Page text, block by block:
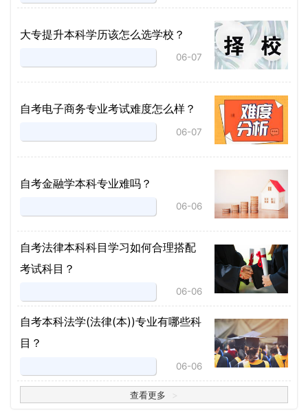
大专提升本科学历该怎么选学校？
06-07
自考电子商务专业考试难度怎么样？
06-07
自考金融学本科专业难吗？
06-06
自考法律本科科目学习如何合理搭配
考试科目？
06-06
​自考本科法学(法律(本))专业有哪些科
目？
06-06
查看更多 >